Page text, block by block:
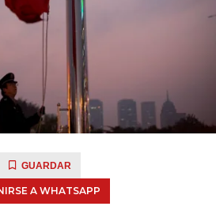
GUARDAR
A WHATSAPP